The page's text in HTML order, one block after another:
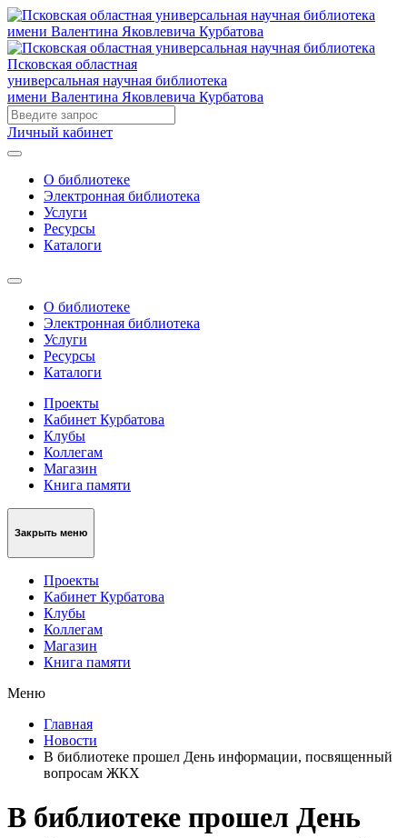
Псковская областная
универсальная научная библиотека
имени Валентина Яковлевича Курбатова
Личный кабинет
О библиотеке
Электронная библиотека
Услуги
Ресурсы
Каталоги
О библиотеке
Электронная библиотека
Услуги
Ресурсы
Каталоги
Проекты
Кабинет Курбатова
Клубы
Коллегам
Магазин
Книга памяти
Закрыть меню
Проекты
Кабинет Курбатова
Клубы
Коллегам
Магазин
Книга памяти
Меню
Главная
Новости
В библиотеке прошел День информации, посвященный
вопросам ЖКХ
В библиотеке прошел День